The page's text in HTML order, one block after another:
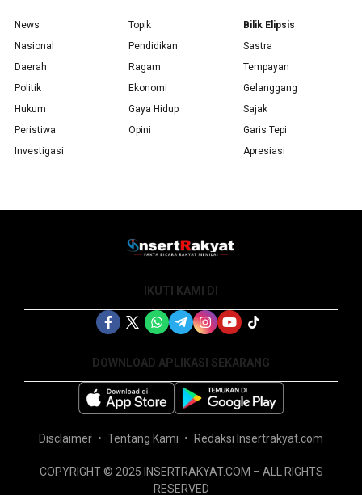
News
Nasional
Daerah
Politik
Hukum
Peristiwa
Investigasi
Topik
Pendidikan
Ragam
Ekonomi
Gaya Hidup
Opini
Bilik Elipsis
Sastra
Tempayan
Gelanggang
Sajak
Garis Tepi
Apresiasi
IKUTI KAMI DI
DOWNLOAD APLIKASI SEKARANG
Disclaimer Tentang Kami Redaksi Insertrakyat.com
COPYRIGHT © 2025 INSERTRAKYAT.COM – ALL RIGHTS
RESERVED